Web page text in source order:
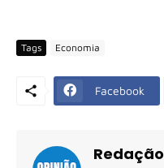
Tags Economia
Facebook
Redação